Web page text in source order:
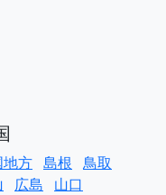
方 島根 鳥取
広島 山口